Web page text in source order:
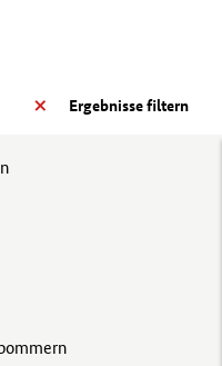
Ergebnisse filtern